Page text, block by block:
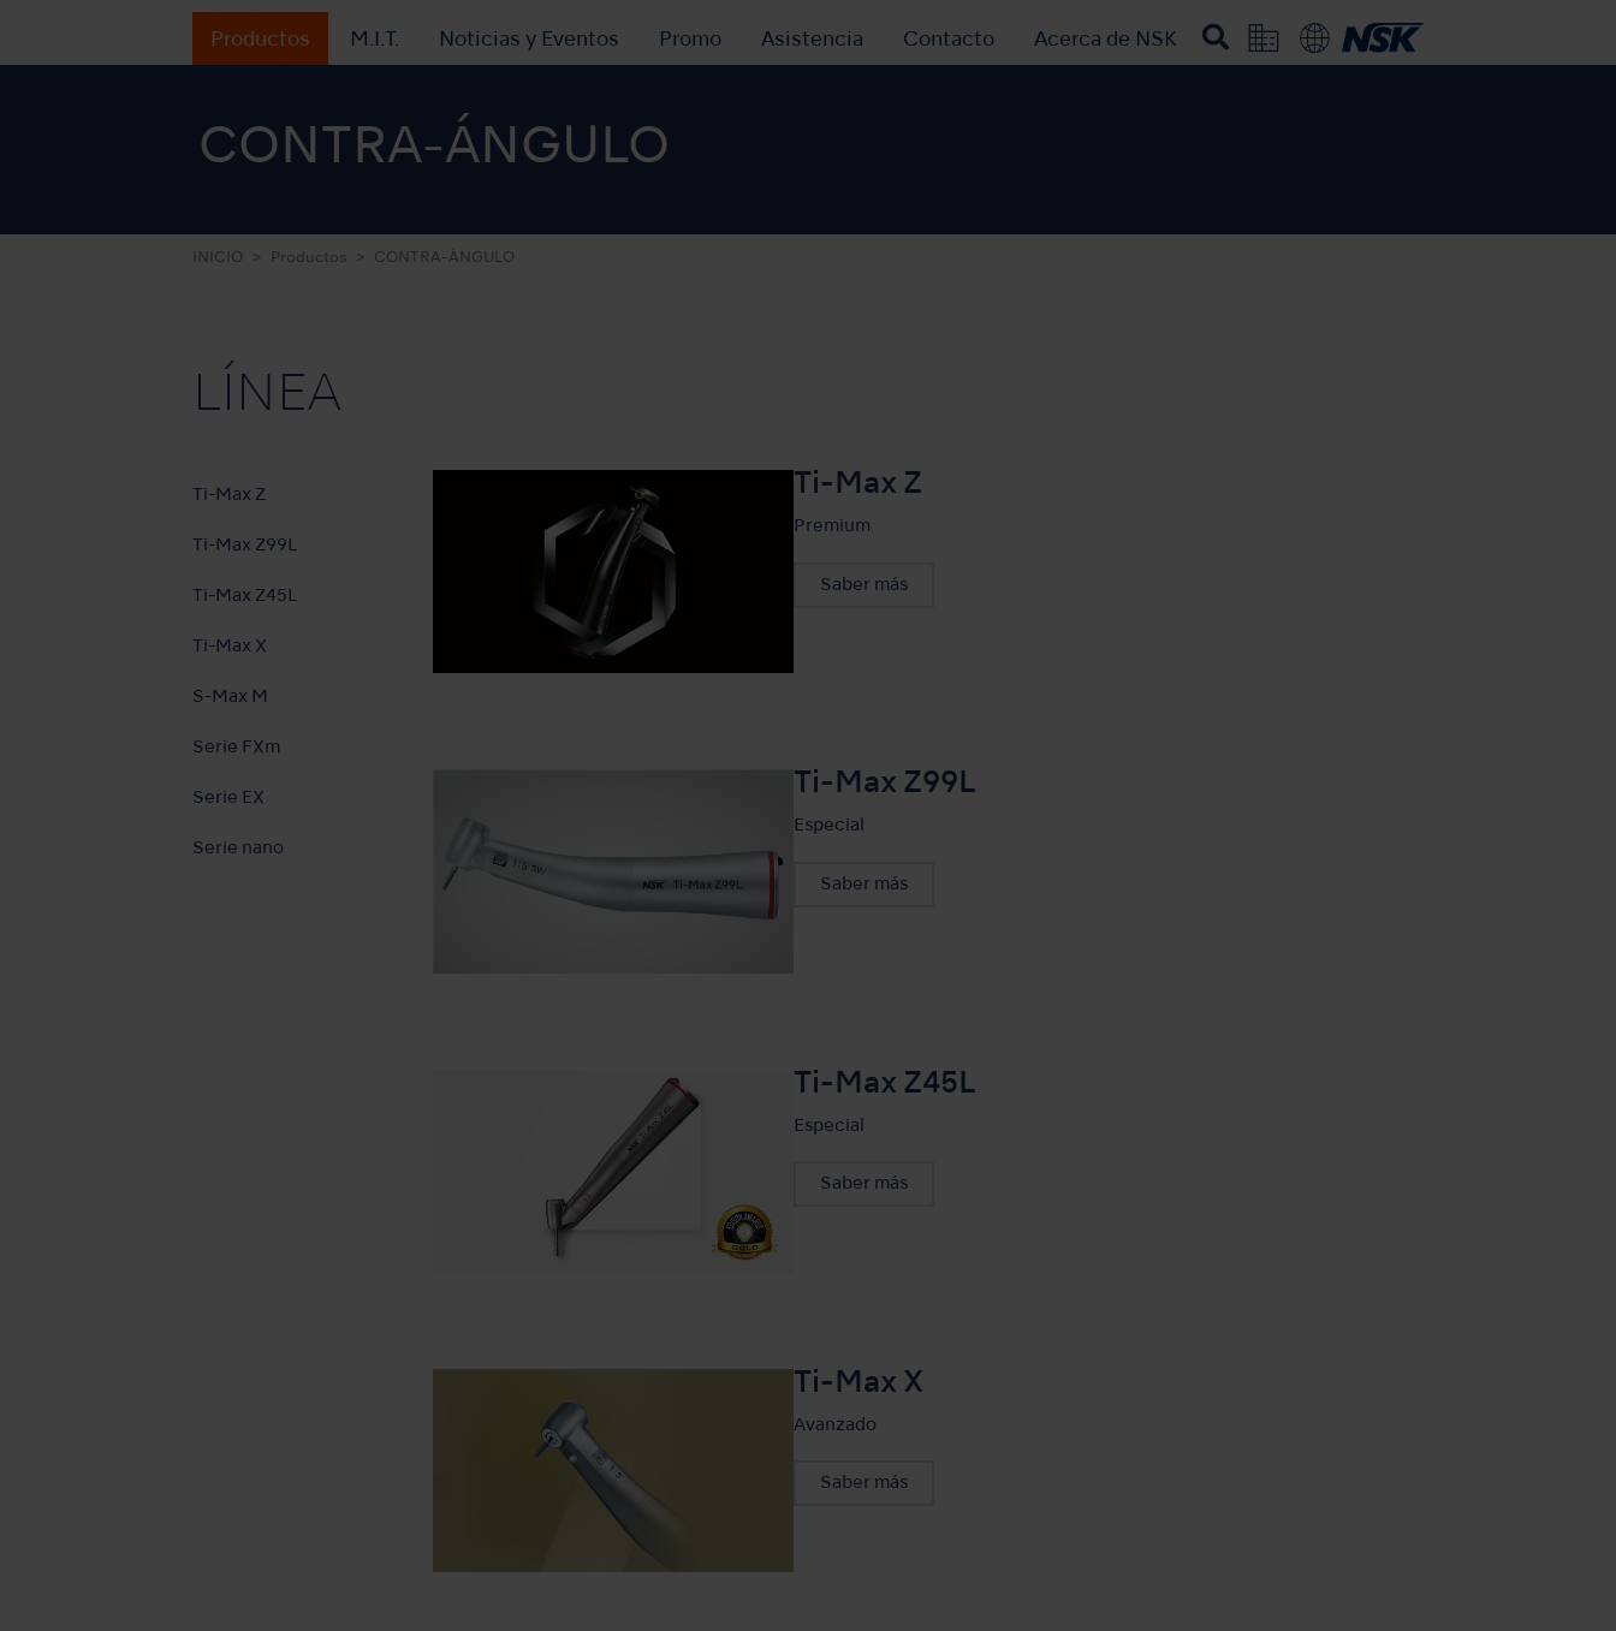
Productos M.I.T. Noticias y Eventos Promo Asistencia Contacto Acerca de NSK
CONTRA-ÁNGULO
INICIO Productos CONTRA-ÁNGULO
LÍNEA
Ti-Max Z
Ti-Max Z99L
Ti-Max Z45L
Ti-Max X
S-Max M
Serie FXm
Serie EX
Serie nano
Ti-Max Z
Premium
Saber más
Ti-Max Z99L
Especial
Saber más
Ti-Max Z45L
Especial
Saber más
Ti-Max X
Avanzado
Saber más